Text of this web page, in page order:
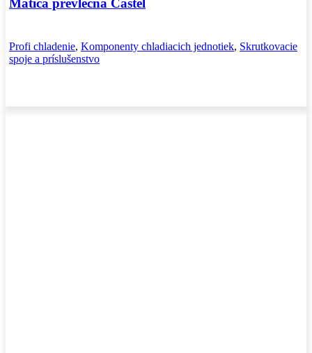
Matica prevlečná Castel
Profi chladenie, Komponenty chladiacich jednotiek, Skrutkovacie
spoje a príslušenstvo